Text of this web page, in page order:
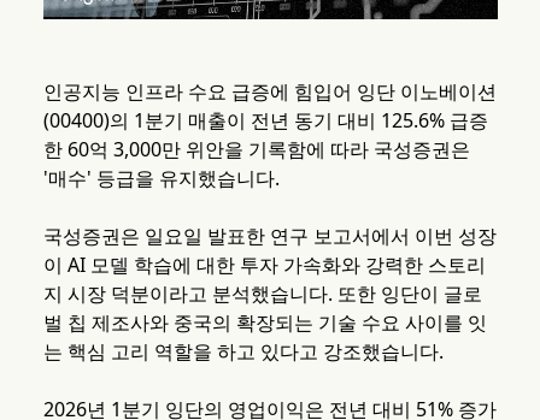
인공지능 인프라 수요 급증에 힘입어 잉단 이노베이션
(00400)의 1분기 매출이 전년 동기 대비 125.6% 급증
한 60억 3,000만 위안을 기록함에 따라 국성증권은
'매수' 등급을 유지했습니다.
국성증권은 일요일 발표한 연구 보고서에서 이번 성장
이 AI 모델 학습에 대한 투자 가속화와 강력한 스토리
지 시장 덕분이라고 분석했습니다. 또한 잉단이 글로
벌 칩 제조사와 중국의 확장되는 기술 수요 사이를 잇
는 핵심 고리 역할을 하고 있다고 강조했습니다.
2026년 1분기 잉단의 영업이익은 전년 대비 51% 증가